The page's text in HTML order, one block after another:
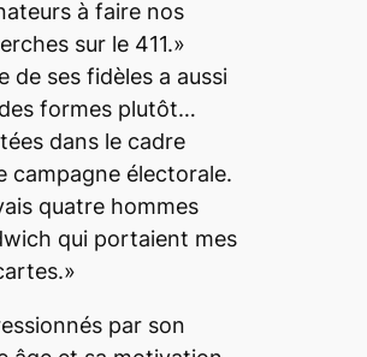
à faire nos
sur le 411.»
de ses fidèles a aussi
formes plutôt…
dans le cadre
campagne électorale.
quatre hommes
qui portaient mes
par son